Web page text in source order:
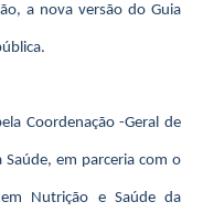
a nova versão do Guia
Coordenação -Geral de
em parceria com o
em Nutrição e Saúde da